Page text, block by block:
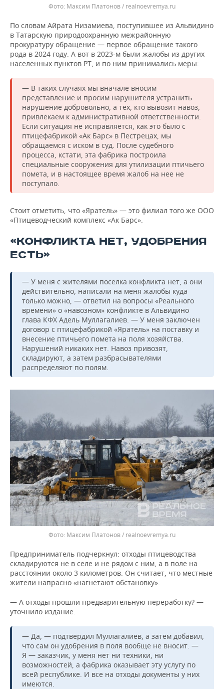
Максим Платонов / realnoevremya.ru
По словам Айрата Низамиева, поступившее из Альвидино
в Татарскую природоохранную межрайонную
прокуратуру обращение — первое обращение такого
рода в 2024 году. А вот в 2023-м были жалобы из других
населенных пунктов РТ, и по ним принимались меры:
— В таких случаях мы вначале вносим
представление и просим нарушителя устранить
нарушение добровольно, а тех, кто вывозит навоз,
привлекаем к административной ответственности.
Если ситуация не исправляется, как это было с
птицефабрикой «Ак Барс» в Пестрецах, мы
обращаемся с иском в суд. После судебного
процесса, кстати, эта фабрика построила
специальные сооружения для утилизации птичьего
помета, и в настоящее время жалоб на нее не
поступало.
Стоит отметить, что «Яратель» — это филиал того же ООО
«Птицеводческий комплекс «Ак Барс».
«КОНФЛИКТА НЕТ, УДОБРЕНИЯ
ЕСТЬ»
— У меня с жителями поселка конфликта нет, а они
действительно, написали на меня жалобы куда
только можно, — ответил на вопросы «Реального
времени» о «навозном» конфликте в Альвидино
глава КФХ Адель Муллагалиев. — У меня заключен
договор с птицефабрикой «Яратель» на поставку и
внесение птичьего помета на поля хозяйства.
Нарушений никаких нет. Навоз привозят,
складируют, а затем разбрасывателями
распределяют по полям.
Максим Платонов / realnoevremya.ru
Предприниматель подчеркнул: отходы птицеводства
складируются не в селе и не рядом с ним, а в поле на
расстоянии около 3 километров. Он считает, что местные
жители напрасно «нагнетают обстановку».
— А отходы прошли предварительную переработку? —
уточнило издание.
— Да, — подтвердил Муллагалиев, а затем добавил,
что сам он удобрения в поля вообще не вносит. —
Я — заказчик, у меня нет ни техники, ни
возможностей, а фабрика оказывает эту услугу по
всей республике. И все на отходы документы у них
имеются.